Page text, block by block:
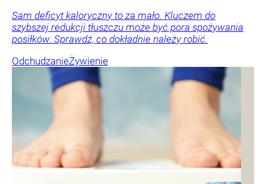
Sam deficyt kaloryczny to za mało. Kluczem do
szybszej redukcji tłuszczu może być pora spożywania
posiłków. Sprawdź, co dokładnie należy robić.
OdchudzanieŻywienie